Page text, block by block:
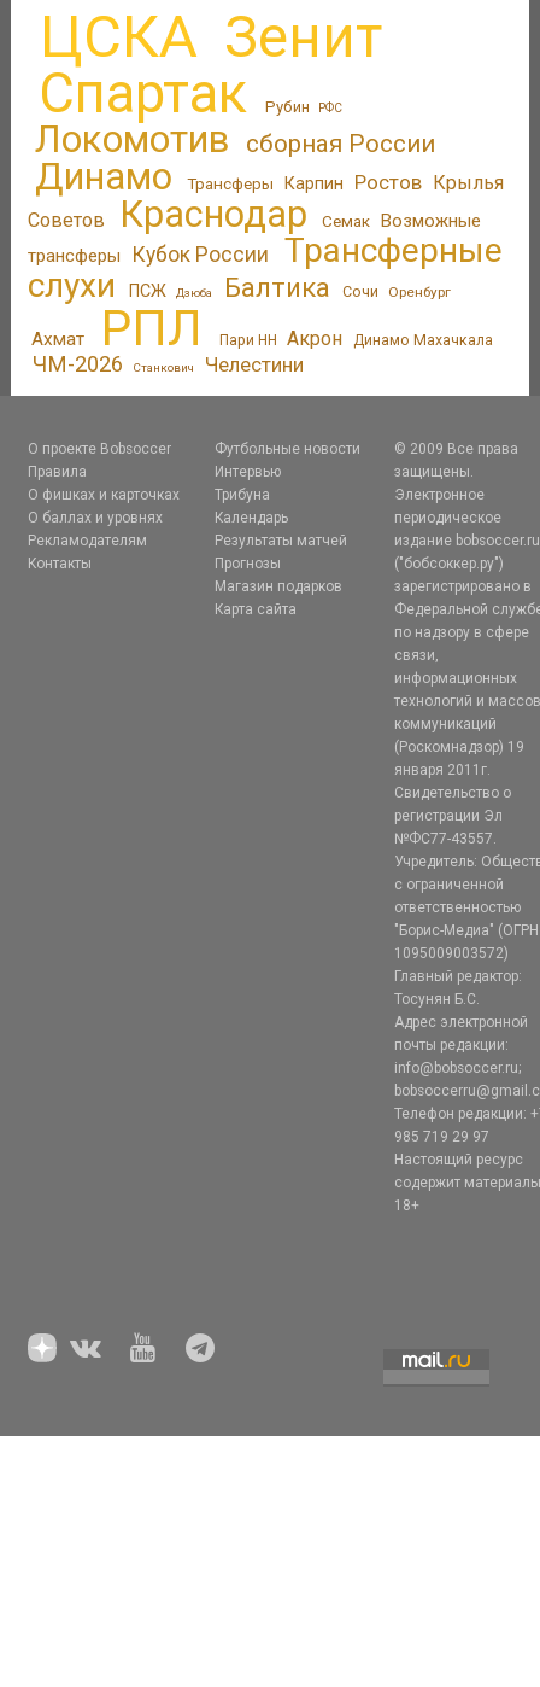
ЦСКА Зенит
Спартак Рубин РФС
Локомотив сборная России
Динамо Трансферы Карпин Ростов Крылья
Советов
Краснодар Семак Возможные
трансферы
Кубок России
Трансферные
слухи
ПСЖ Дзюба Балтика Сочи Оренбург
Ахмат РПЛ Пари НН Акрон Динамо Махачкала
ЧМ-2026 Станкович Челестини
О проекте Bobsoccer
Правила
О фишках и карточках
О баллах и уровнях
Рекламодателям
Контакты
Футбольные новости
Интервью
Трибуна
Календарь
Результаты матчей
Прогнозы
Магазин подарков
Карта сайта
© 2009 Все права
защищены.
Электронное
периодическое
издание bobsoccer.ru
("бобсоккер.ру")
зарегистрировано в
Федеральной
по надзору в сфере
связи,
информационных
технологий и
коммуникаций
(Роскомнадзор) 19
января 2011г.
Свидетельство о
регистрации Эл
№ФС77-43557.
Учредитель:
с ограниченной
ответственностью
"Борис-Медиа" (ОГРН
1095009003572)
Главный редактор:
Тосунян Б.С.
Адрес электронной
почты редакции:
info@bobsoccer.ru;
Телефон редакции:
985 719 29 97
Настоящий ресурс
содержит
18+